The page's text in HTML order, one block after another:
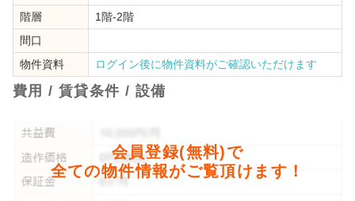
階層
1階-2階
間口
物件資料
ログイン後に物件資料がご確認いただけます
費用 / 賃貸条件 / 設備
会員登録(無料)で
全ての物件情報がご覧頂けます！